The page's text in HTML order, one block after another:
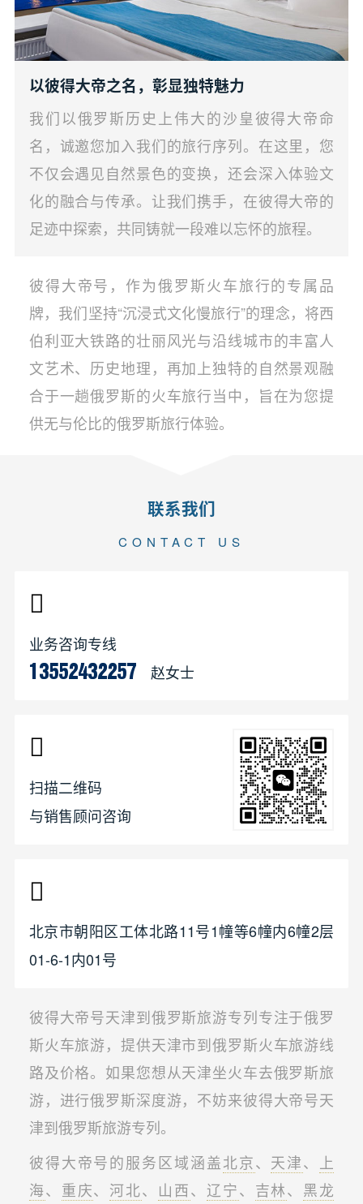
以彼得大帝之名，彰显独特魅力
我们以俄罗斯历史上伟大的沙皇彼得大帝命
名，诚邀您加入我们的旅行序列。在这里，您
不仅会遇见自然景色的变换，还会深入体验文
化的融合与传承。让我们携手，在彼得大帝的
足迹中探索，共同铸就一段难以忘怀的旅程。
彼得大帝号，作为俄罗斯火车旅行的专属品
牌，我们坚持“沉浸式文化慢旅行”的理念，将西
伯利亚大铁路的壮丽风光与沿线城市的丰富人
文艺术、历史地理，再加上独特的自然景观融
合于一趟俄罗斯的火车旅行当中，旨在为您提
供无与伦比的俄罗斯旅行体验。
联系我们
CONTACT US
业务咨询专线
13552432257 赵女士
扫描二维码
与销售顾问咨询
北京市朝阳区工体北路11号1幢等6幢内6幢2层
01-6-1内01号
彼得大帝号天津到俄罗斯旅游专列专注于俄罗
斯火车旅游，提供天津市到俄罗斯火车旅游线
路及价格。如果您想从天津坐火车去俄罗斯旅
游，进行俄罗斯深度游，不妨来彼得大帝号天
津到俄罗斯旅游专列。
彼得大帝号的服务区域涵盖北京、 天津、 上
海、 重庆、 河北、 山西、 辽宁、 吉林、 黑龙